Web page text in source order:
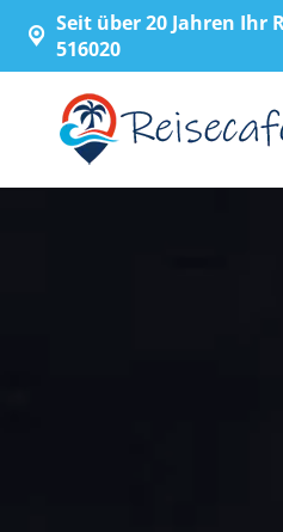
Seit über 20 Jahren Ihr
516020